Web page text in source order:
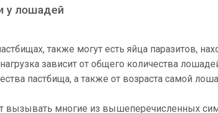
у лошадей
также могут есть яйца паразитов,
зависит от общего количества
пастбища, а также от возраста самой
вызывать многие из вышеперечисленных